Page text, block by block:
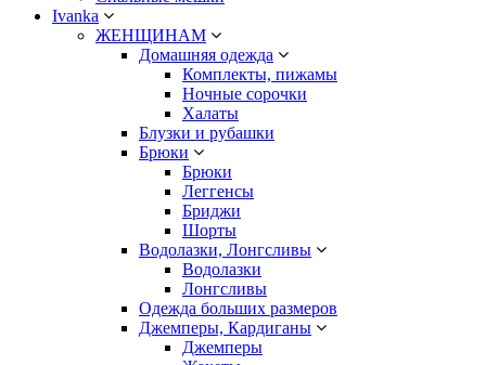
Ivanka
ЖЕНЩИНАМ
Домашняя одежда
Комплекты, пижамы
Ночные сорочки
Халаты
Блузки и рубашки
Брюки
Брюки
Леггенсы
Бриджи
Шорты
Водолазки, Лонгсливы
Водолазки
Лонгсливы
Одежда больших размеров
Джемперы, Кардиганы
Джемперы